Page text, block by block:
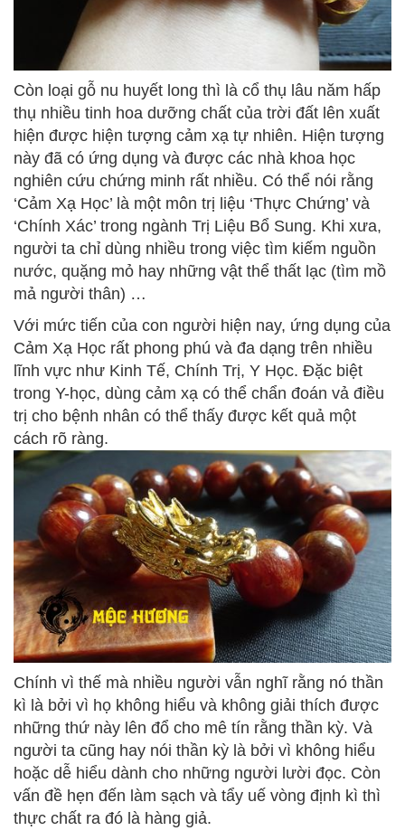
Còn loại gỗ nu huyết long thì là cổ thụ lâu năm hấp
thụ nhiều tinh hoa dưỡng chất của trời đất lên xuất
hiện được hiện tượng cảm xạ tự nhiên. Hiện tượng
này đã có ứng dụng và được các nhà khoa học
nghiên cứu chứng minh rất nhiều. Có thể nói rằng
‘Cảm Xạ Học’ là một môn trị liệu ‘Thực Chứng’ và
‘Chính Xác’ trong ngành Trị Liệu Bổ Sung. Khi xưa,
người ta chỉ dùng nhiều trong việc tìm kiếm nguồn
nước, quặng mỏ hay những vật thể thất lạc (tìm mồ
mả người thân) …
Với mức tiến của con người hiện nay, ứng dụng của
Cảm Xạ Học rất phong phú và đa dạng trên nhiều
lĩnh vực như Kinh Tế, Chính Trị, Y Học. Đặc biệt
trong Y-học, dùng cảm xạ có thể chẩn đoán vả điều
trị cho bệnh nhân có thể thấy được kết quả một
cách rõ ràng.
Chính vì thế mà nhiều người vẫn nghĩ rằng nó thần
kì là bởi vì họ không hiểu và không giải thích được
những thứ này lên đổ cho mê tín rằng thần kỳ. Và
người ta cũng hay nói thần kỳ là bởi vì không hiểu
hoặc dễ hiểu dành cho những người lười đọc. Còn
vấn đề hẹn đến làm sạch và tẩy uế vòng định kì thì
thực chất ra đó là hàng giả.